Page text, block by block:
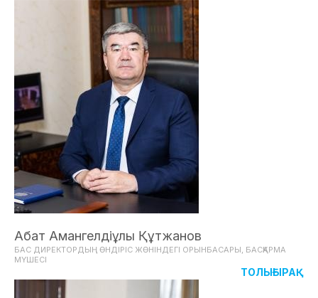
Абат Амангелдіұлы Құтжанов
БАС ДИРЕКТОРДЫҢ ӨНДІРІС ЖӨНІНДЕГІ ОРЫНБАСАРЫ, БАСҚАРМА
МҮШЕСІ
ТОЛЫҒЫРАҚ